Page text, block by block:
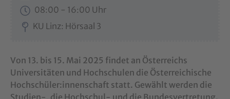
08:00 - 16:00 Uhr
KU Linz: Hörsaal 3
Von 13. bis 15. Mai 2025 findet an Österreichs
Universitäten und Hochschulen die Österreichische
Hochschüler:innenschaft statt. Gewählt werden die
Studien-, die Hochschul- und die Bundesvertretung.